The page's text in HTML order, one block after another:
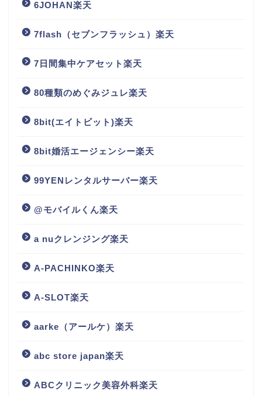
6JOHAN楽天
7flash（セブンフラッシュ）楽天
7日間集中ケアセット楽天
80種類のめぐみジュレ楽天
8bit(エイトビット)楽天
8bit婚活エージェンシー楽天
99YENレンタルサーバー楽天
@モバイルくん楽天
a nuクレンジング楽天
A-PACHINKO楽天
A-SLOT楽天
aarke（アールケ）楽天
abc store japan楽天
ABCクリニック美容外科楽天